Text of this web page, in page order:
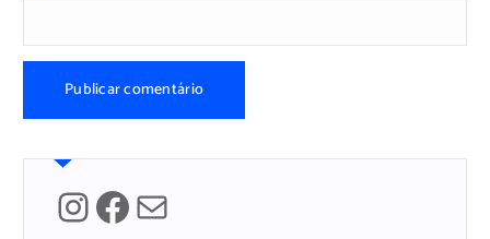
InstagramFacebook Mail